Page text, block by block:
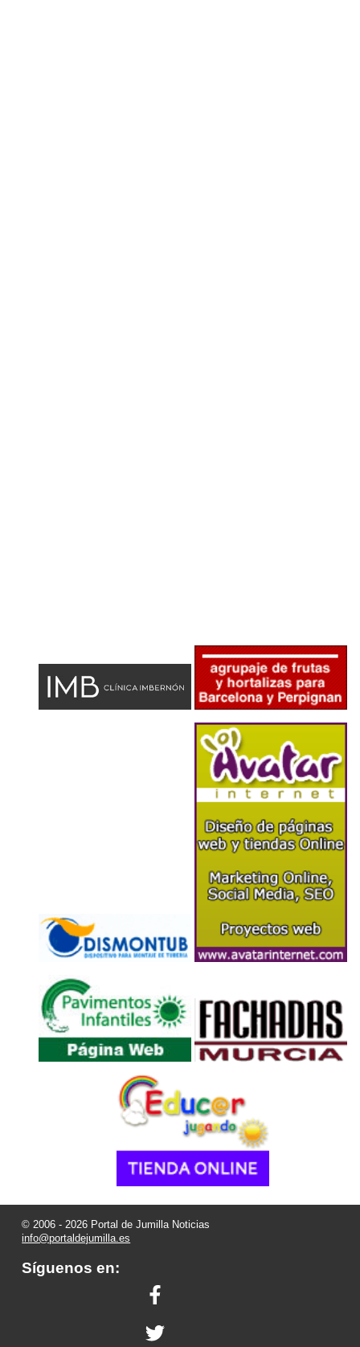
© 2006 - 2026 Portal de Jumilla Noticias
info@portaldejumilla.es
Síguenos en: